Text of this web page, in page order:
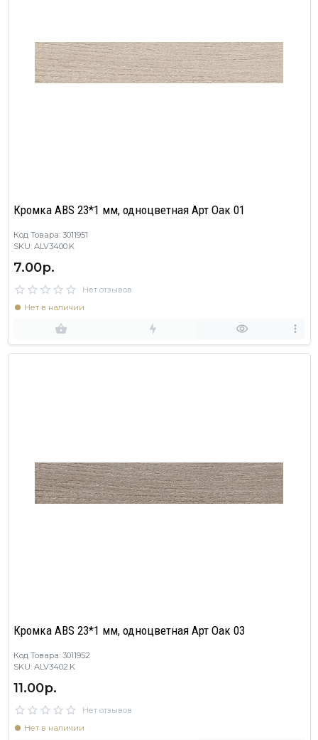
Кромка ABS 23*1 мм, одноцветная Арт Оак 01
Код Товара: 3011951
SKU: ALV3400.K
7.00р.
Нет отзывов
Нет в наличии
Кромка ABS 23*1 мм, одноцветная Арт Оак 03
Код Товара: 3011952
SKU: ALV3402.K
11.00р.
Нет отзывов
Нет в наличии